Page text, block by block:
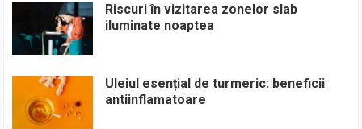
Riscuri în vizitarea zonelor slab
iluminate noaptea
Uleiul esențial de turmeric: beneficii
antiinflamatoare